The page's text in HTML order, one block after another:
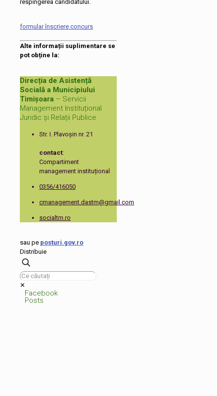
respingerea candidatului.
formular înscriere concurs
Alte informații suplimentare se
pot obține la:
Direcția de Asistență
Socială a Municipiului
Timișoara – Servicii
Management Instituțional
Juridic și Relații Publice
Str. I. Plavoșin nr. 21
contact:
Compartiment
management instituțional
0356/416050
cmanagement.dastm@gmail.com
socialtm.ro
sau pe posturi.gov.ro
Distribuie
✕
Facebook
Posts